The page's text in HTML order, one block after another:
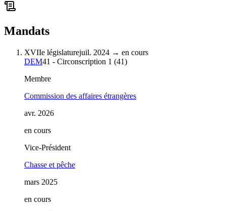
Mandats
XVIIe législaturejuil. 2024 → en cours
DEM41 - Circonscription 1 (41)
Membre
Commission des affaires étrangères
avr. 2026
en cours
Vice-Président
Chasse et pêche
mars 2025
en cours